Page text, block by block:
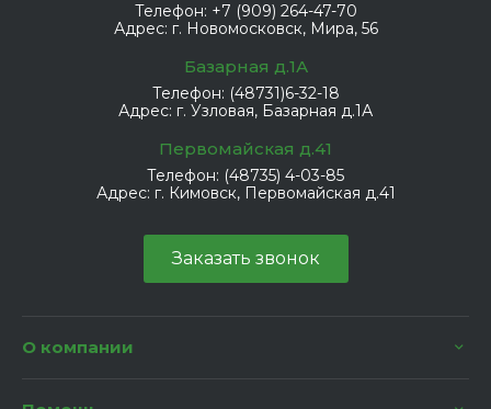
Телефон: +7 (909) 264-47-70
Адрес: г. Новомосковск, Мира, 56
Базарная д.1А
Телефон: (48731)6-32-18
Адрес: г. Узловая, Базарная д.1А
Первомайская д.41
Телефон: (48735) 4-03-85
Адрес: г. Кимовск, Первомайская д.41
Заказать звонок
О компании